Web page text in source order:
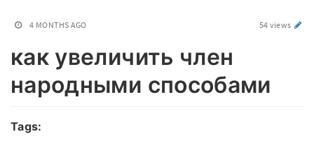
4 MONTHS AGO 54 views
как увеличить член
народными способами
Tags: